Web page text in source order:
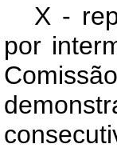
X -
por